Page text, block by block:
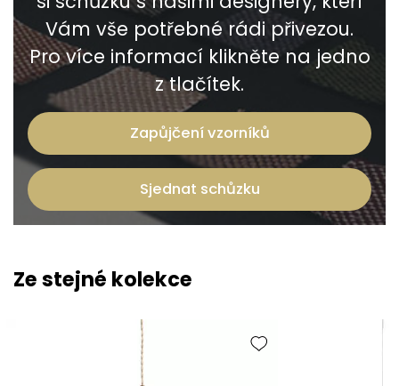
Vám vše potřebné rádi přivezou.
Pro více informací klikněte na jedno
z tlačítek.
Zapůjčení vzorníků
Sjednat schůzku
Ze stejné kolekce